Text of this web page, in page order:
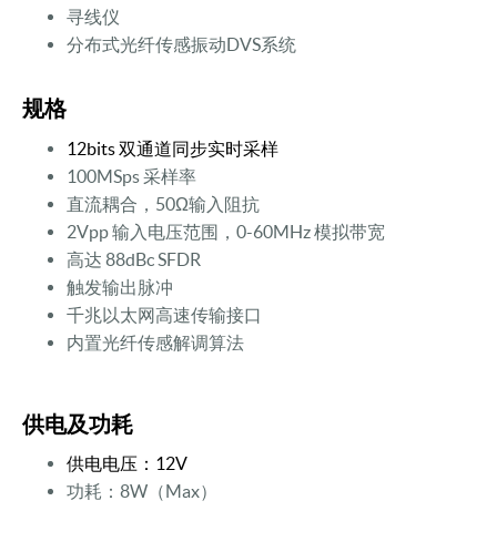
寻线仪
分布式光纤传感振动DVS系统
规格
12bits 双通道同步实时采样
100MSps 采样率
直流耦合，50Ω输入阻抗
2Vpp 输入电压范围，0-60MHz 模拟带宽
高达 88dBc SFDR
触发输出脉冲
千兆以太网高速传输接口
内置光纤传感解调算法
供电及功耗
供电电压：12V
功耗：8W（Max）